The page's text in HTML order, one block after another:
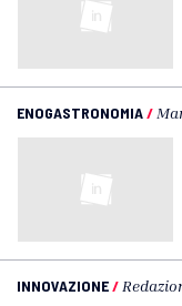
ENOGASTRONOMIA/
INNOVAZIONE/